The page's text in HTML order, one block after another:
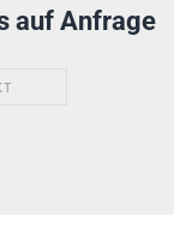
auf Anfrage